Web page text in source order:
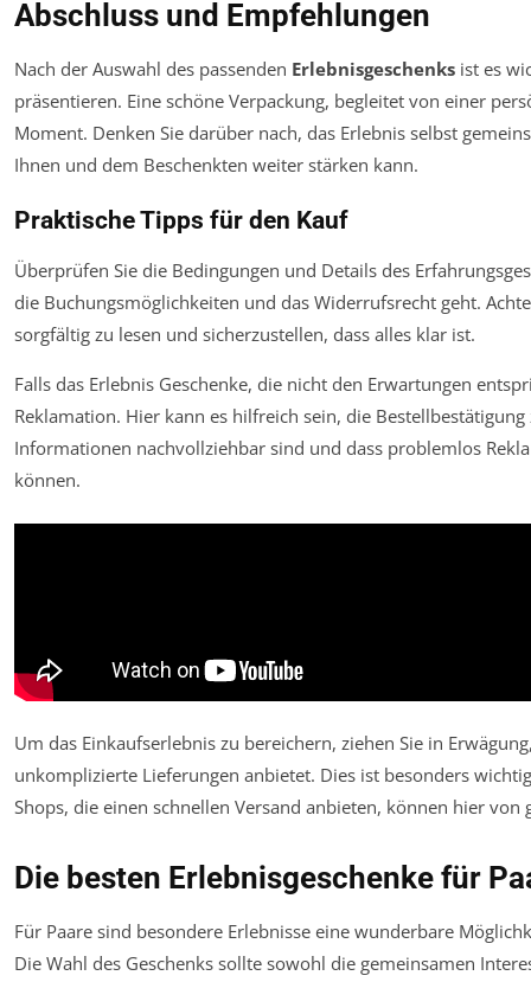
Abschluss und Empfehlungen
Nach der Auswahl des passenden Erlebnisgeschenks ist es
präsentieren. Eine schöne Verpackung, begleitet von einer
Moment. Denken Sie darüber nach, das Erlebnis selbst
Ihnen und dem Beschenkten weiter stärken kann.
Praktische Tipps für den Kauf
Überprüfen Sie die Bedingungen und Details des
die Buchungsmöglichkeiten und das Widerrufsrecht geht.
sorgfältig zu lesen und sicherzustellen, dass alles klar ist.
Falls das Erlebnis Geschenke, die nicht den Erwartungen
Reklamation. Hier kann es hilfreich sein, die
Informationen nachvollziehbar sind und dass problemlos
können.
Um das Einkaufserlebnis zu bereichern, ziehen Sie in
unkomplizierte Lieferungen anbietet. Dies ist besonders
Shops, die einen schnellen Versand anbieten, können hier von
Die besten Erlebnisgeschenke für
Für Paare sind besondere Erlebnisse eine wunderbare
Die Wahl des Geschenks sollte sowohl die gemeinsamen